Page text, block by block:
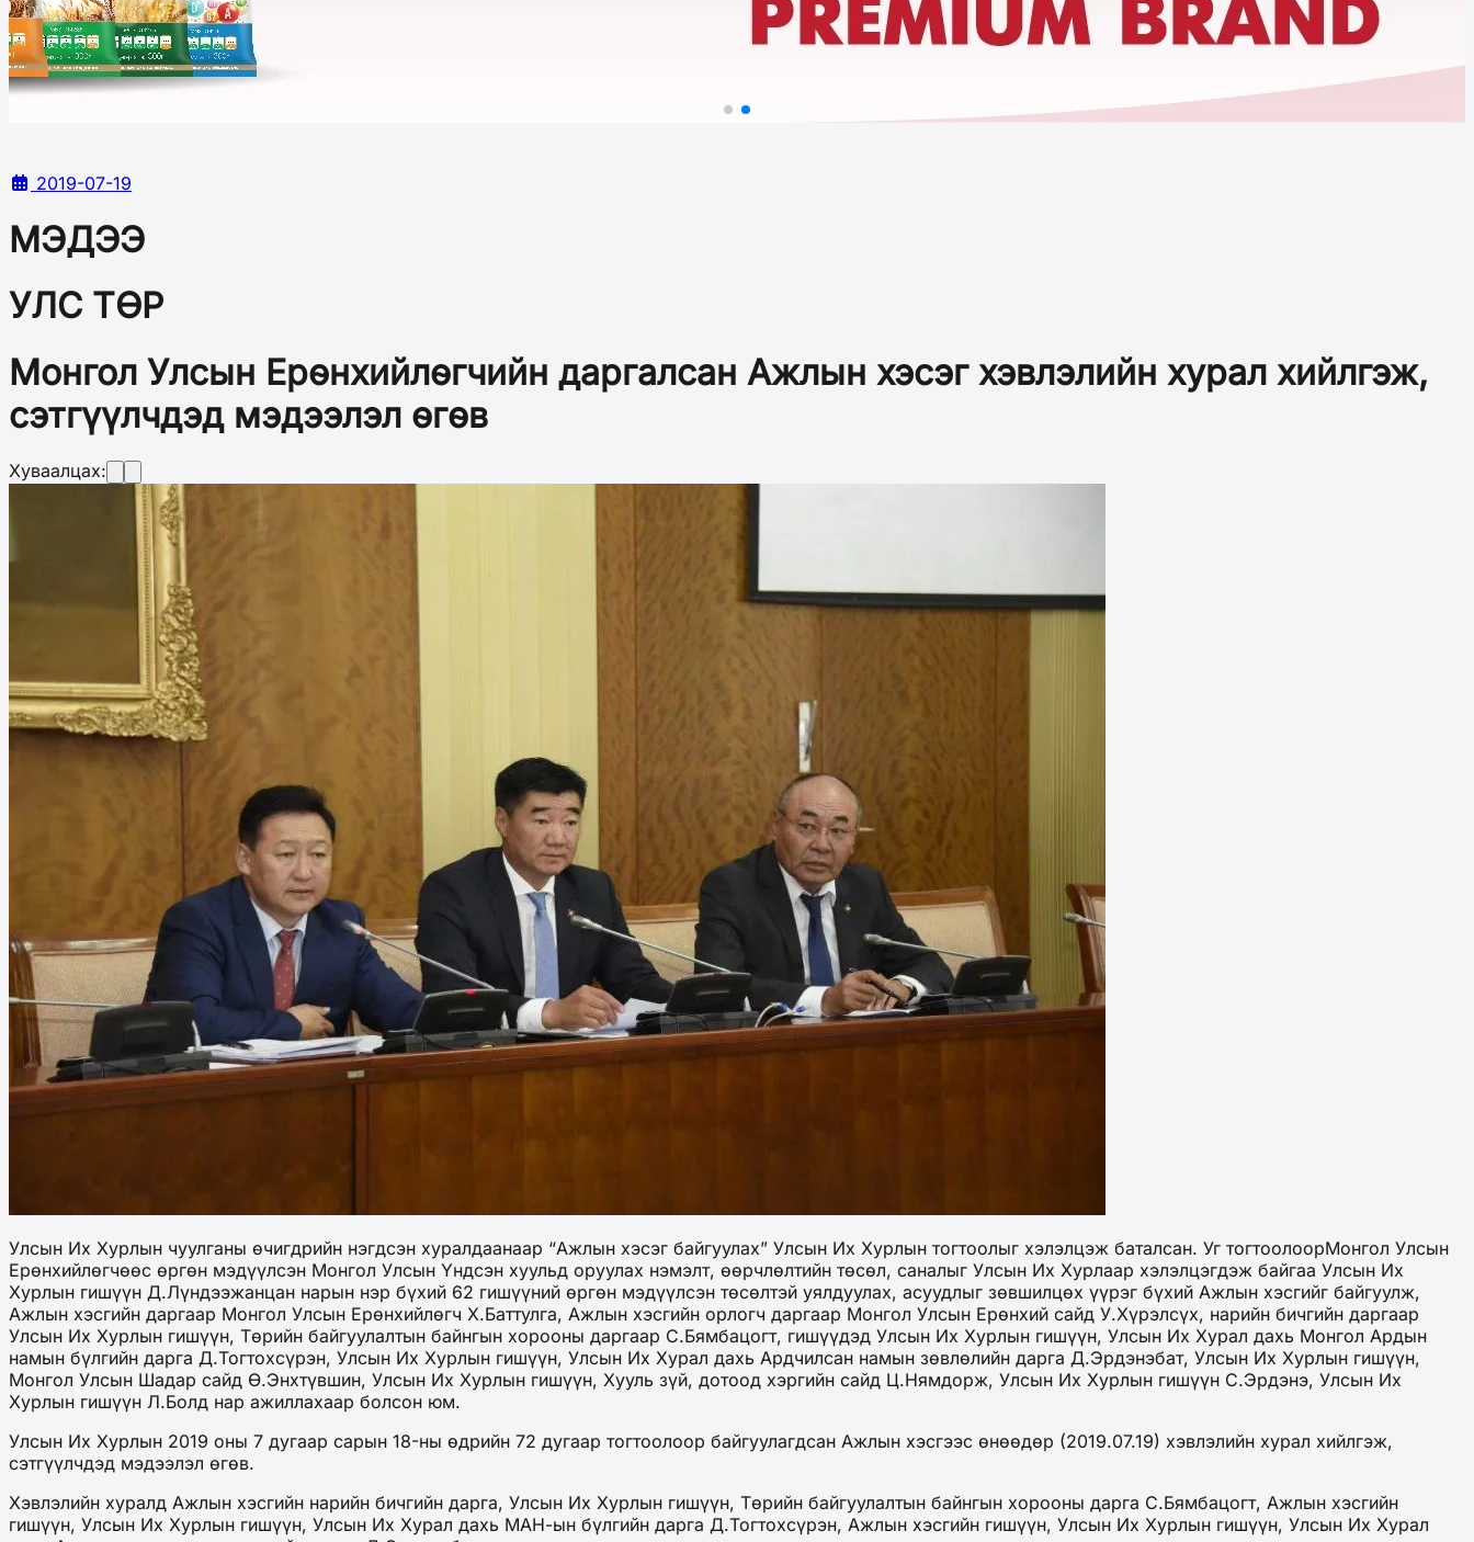
2019-07-19
МЭДЭЭ
УЛС ТӨР
Монгол Улсын Ерөнхийлөгчийн даргалсан Ажлын хэсэг хэвлэлийн хурал хийлгэж,
сэтгүүлчдэд мэдээлэл өгөв
Хуваалцах:
Улсын Их Хурлын чуулганы өчигдрийн нэгдсэн хуралдаанаар “Ажлын хэсэг байгуулах” Улсын Их Хурлын тогтоолыг хэлэлцэж баталсан. Уг тогтоолоорМонгол Улсын
Ерөнхийлөгчөөс өргөн мэдүүлсэн Монгол Улсын Үндсэн хуульд оруулах нэмэлт, өөрчлөлтийн төсөл, саналыг Улсын Их Хурлаар хэлэлцэгдэж байгаа Улсын Их
Хурлын гишүүн Д.Лүндээжанцан нарын нэр бүхий 62 гишүүний өргөн мэдүүлсэн төсөлтэй уялдуулах, асуудлыг зөвшилцөх үүрэг бүхий Ажлын хэсгийг байгуулж,
Ажлын хэсгийн даргаар Монгол Улсын Ерөнхийлөгч Х.Баттулга, Ажлын хэсгийн орлогч даргаар Монгол Улсын Ерөнхий сайд У.Хүрэлсүх, нарийн бичгийн даргаар
Улсын Их Хурлын гишүүн, Төрийн байгуулалтын байнгын хорооны даргаар С.Бямбацогт, гишүүдэд Улсын Их Хурлын гишүүн, Улсын Их Хурал дахь Монгол Ардын
намын бүлгийн дарга Д.Тогтохсүрэн, Улсын Их Хурлын гишүүн, Улсын Их Хурал дахь Ардчилсан намын зөвлөлийн дарга Д.Эрдэнэбат, Улсын Их Хурлын гишүүн,
Монгол Улсын Шадар сайд Ө.Энхтүвшин, Улсын Их Хурлын гишүүн, Хууль зүй, дотоод хэргийн сайд Ц.Нямдорж, Улсын Их Хурлын гишүүн С.Эрдэнэ, Улсын Их
Хурлын гишүүн Л.Болд нар ажиллахаар болсон юм.
Улсын Их Хурлын 2019 оны 7 дугаар сарын 18-ны өдрийн 72 дугаар тогтоолоор байгуулагдсан Ажлын хэсгээс өнөөдөр (2019.07.19) хэвлэлийн хурал хийлгэж,
сэтгүүлчдэд мэдээлэл өгөв.
Хэвлэлийн хуралд Ажлын хэсгийн нарийн бичгийн дарга, Улсын Их Хурлын гишүүн, Төрийн байгуулалтын байнгын хорооны дарга С.Бямбацогт, Ажлын хэсгийн
гишүүн, Улсын Их Хурлын гишүүн, Улсын Их Хурал дахь МАН-ын бүлгийн дарга Д.Тогтохсүрэн, Ажлын хэсгийн гишүүн, Улсын Их Хурлын гишүүн, Улсын Их Хурал